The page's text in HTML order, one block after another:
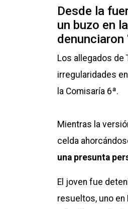
Desde la
un buzo en
Los allegados de
irregularidades
la Comisaría 6ª.
Mientras la
celda
una presunta
El joven fue
resueltos, uno en